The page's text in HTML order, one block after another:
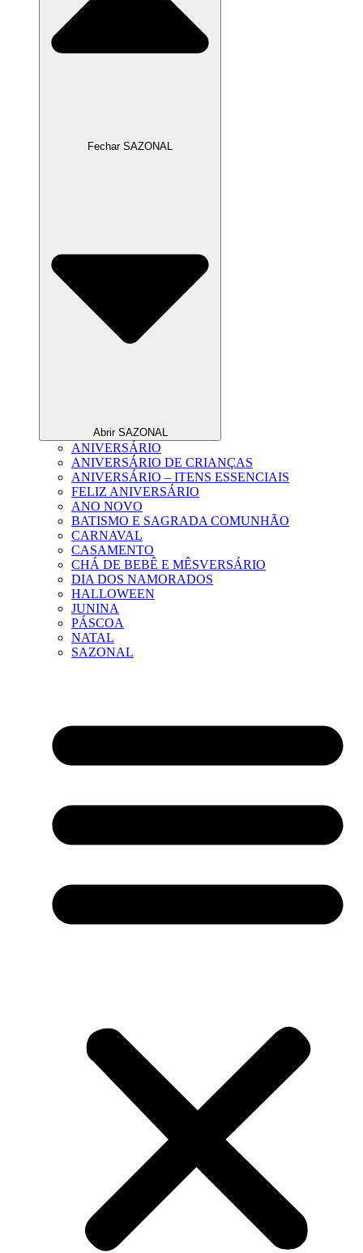
Fechar SAZONAL
Abrir SAZONAL
ANIVERSÁRIO
ANIVERSÁRIO DE CRIANÇAS
ANIVERSÁRIO – ITENS ESSENCIAIS
FELIZ ANIVERSÁRIO
ANO NOVO
BATISMO E SAGRADA COMUNHÃO
CARNAVAL
CASAMENTO
CHÁ DE BEBÊ E MÊSVERSÁRIO
DIA DOS NAMORADOS
HALLOWEEN
JUNINA
PÁSCOA
NATAL
SAZONAL